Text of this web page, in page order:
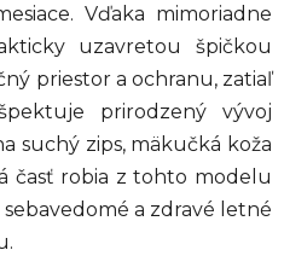
Vďaka mimoriadne
uzavretou špičkou
priestor a ochranu, zatiaľ
prirodzený vývoj
suchý zips, mäkučká koža
časť robia z tohto modelu
a zdravé letné